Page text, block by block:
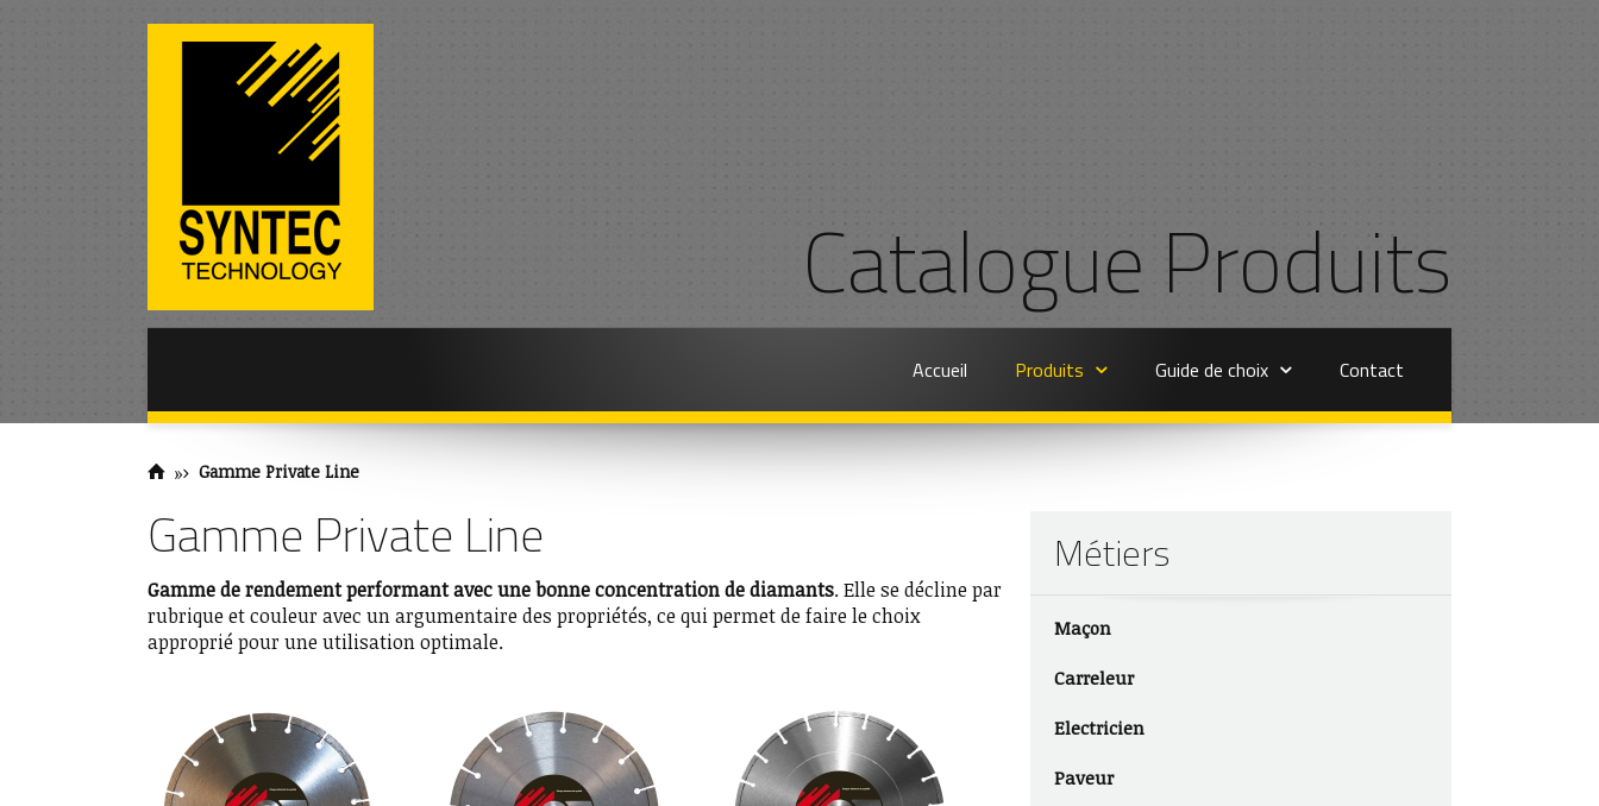
Catalogue Produits
Accueil Produits Guide de choix Contact
» Gamme Private Line
Gamme Private Line
Gamme de rendement performant avec une bonne concentration de diamants. Elle se décline par
rubrique et couleur avec un argumentaire des propriétés, ce qui permet de faire le choix
approprié pour une utilisation optimale.
Métiers
Maçon
Carreleur
Electricien
Paveur